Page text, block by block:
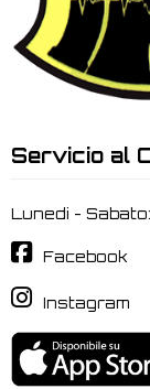
Servicio al
Lunedi -
Facebook
Instagram